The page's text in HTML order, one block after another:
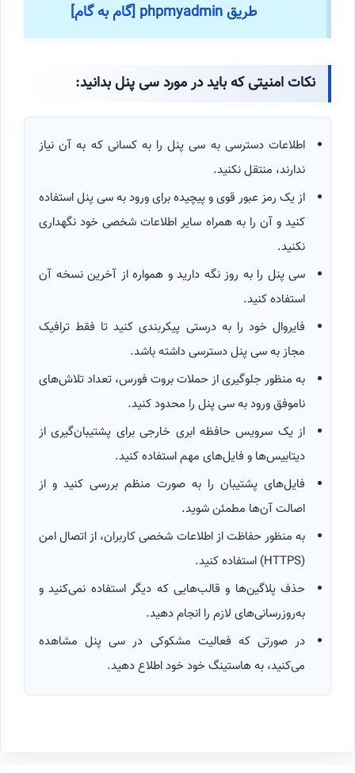
طریق phpmyadmin [گام به گام]
نکات امنیتی که باید در مورد سی پنل بدانید:
اطلاعات دسترسی به سی پنل را به کسانی که به آن نیاز
ندارند، منتقل نکنید.
از یک رمز عبور قوی و پیچیده برای ورود به سی پنل استفاده
کنید و آن را به همراه سایر اطلاعات شخصی خود نگهداری
نکنید.
سی پنل را به روز نگه دارید و همواره از آخرین نسخه آن
استفاده کنید.
فایروال خود را به درستی پیکربندی کنید تا فقط ترافیک
مجاز به سی پنل دسترسی داشته باشد.
به منظور جلوگیری از حملات بروت فورس، تعداد تلاش‌های
ناموفق ورود به سی پنل را محدود کنید.
از یک سرویس حافظه ابری خارجی برای پشتیبان‌گیری از
دیتابیس‌ها و فایل‌های مهم استفاده کنید.
فایل‌های پشتیبان را به صورت منظم بررسی کنید و از
اصالت آن‌ها مطمئن شوید.
به منظور حفاظت از اطلاعات شخصی کاربران، از اتصال امن
(HTTPS) استفاده کنید.
حذف پلاگین‌ها و قالب‌هایی که دیگر استفاده نمی‌کنید و
به‌روزرسانی‌های لازم را انجام دهید.
در صورتی که فعالیت مشکوکی در سی پنل مشاهده
می‌کنید، به هاستینگ خود خود اطلاع دهید.